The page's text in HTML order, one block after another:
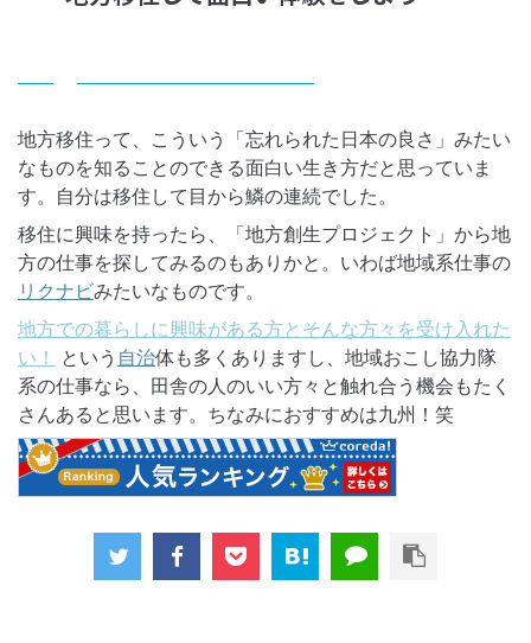
地方移住って、こういう「忘れられた日本の良さ」みたい
なものを知ることのできる面白い生き方だと思っていま
す。自分は移住して目から鱗の連続でした。
移住に興味を持ったら、「地方創生プロジェクト」から地
方の仕事を探してみるのもありかと。いわば地域系仕事の
リクナビみたいなものです。
地方での暮らしに興味がある方とそんな方々を受け入れた
い！
という 自治体も多くありますし、地域おこし協力隊
系の仕事なら、田舎の人のいい方々と触れ合う機会もたく
さんあると思います。ちなみにおすすめは九州！笑